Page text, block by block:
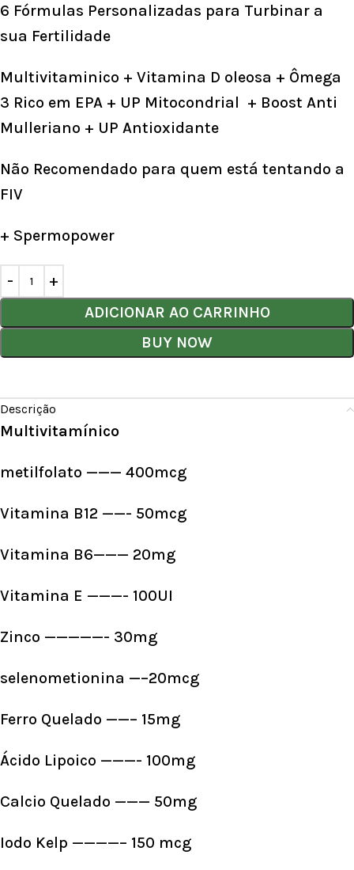
6 Fórmulas Personalizadas para Turbinar a
sua Fertilidade
Multivitaminico + Vitamina D oleosa + Ômega
3 Rico em EPA + UP Mitocondrial + Boost Anti
Mulleriano + UP Antioxidante
Não Recomendado para quem está tentando a
FIV
+ Spermopower
ADICIONAR AO CARRINHO
BUY NOW
Descrição
Multivitamínico
metilfolato ——— 400mcg
Vitamina B12 ——- 50mcg
Vitamina B6——— 20mg
Vitamina E ———- 100UI
Zinco —————- 30mg
selenometionina —–20mcg
Ferro Quelado ——– 15mg
Ácido Lipoico ———- 100mg
Calcio Quelado ——— 50mg
Iodo Kelp ————– 150 mcg